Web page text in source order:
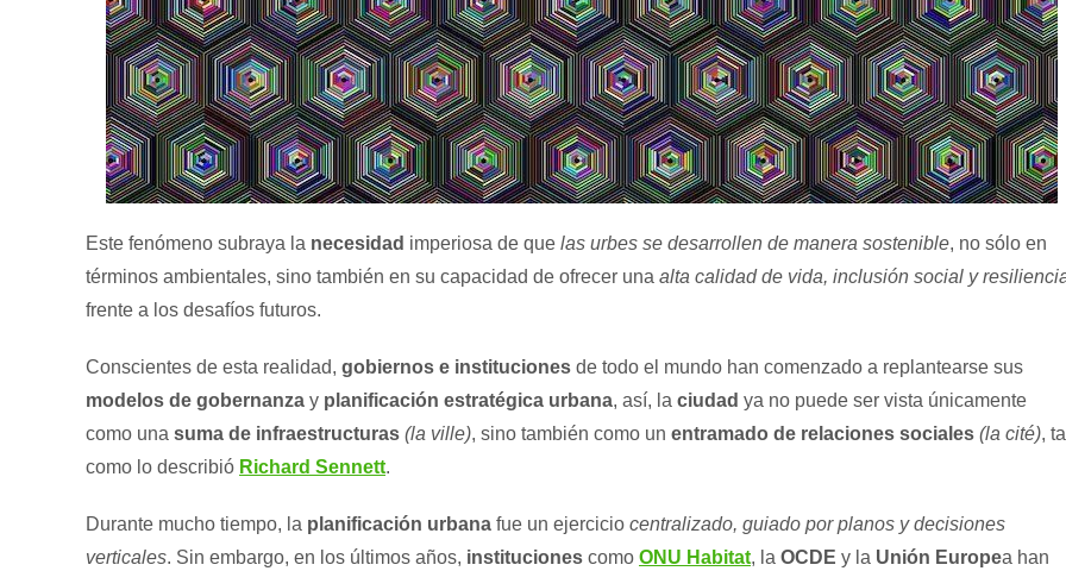
Este fenómeno subraya la necesidad imperiosa de que las urbes se desarrollen de manera sostenible, no sólo en
términos ambientales, sino también en su capacidad de ofrecer una alta calidad de vida, inclusión social y
frente a los desafíos futuros.
Conscientes de esta realidad, gobiernos e instituciones de todo el mundo han comenzado a replantearse sus
modelos de gobernanza y planificación estratégica urbana, así, la ciudad ya no puede ser vista únicamente
como una suma de infraestructuras (la ville), sino también como un entramado de relaciones sociales (la cité),
como lo describió Richard Sennett.
Durante mucho tiempo, la planificación urbana fue un ejercicio centralizado, guiado por planos y decisiones
verticales. Sin embargo, en los últimos años, instituciones como ONU Habitat, la OCDE y la Unión Europea han